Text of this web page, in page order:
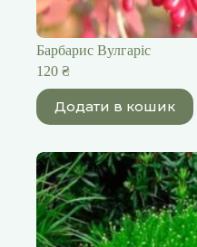
Барбарис Вулгаріс
120 ₴
Додати в кошик